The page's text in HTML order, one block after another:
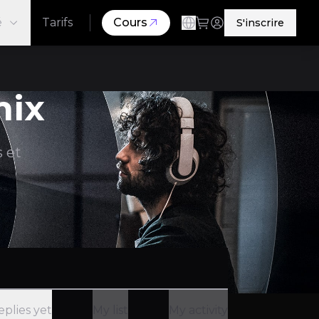
Tarifs Cours S'inscrire
et
yet